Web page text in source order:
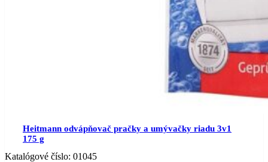
Heitmann odvápňovač pračky a umývačky riadu 3v1
175 g
Katalógové číslo: 01045